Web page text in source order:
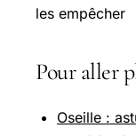
les empêcher
Pour aller
Oseille :